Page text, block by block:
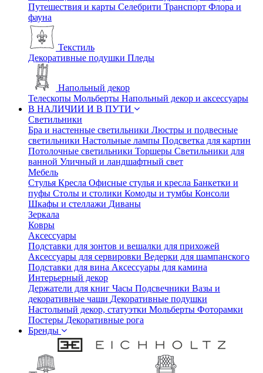
Путешествия и карты Селебрити Транспорт Флора и
фауна
Текстиль
Декоративные подушки Пледы
Напольный декор
Телескопы Мольберты Напольный декор и аксессуары
В НАЛИЧИИ И В ПУТИ
Светильники
Бра и настенные светильники Люстры и подвесные
светильники Настольные лампы Подсветка для картин
Потолочные светильники Торшеры Светильники для
ванной Уличный и ландшафтный свет
Мебель
Стулья Кресла Офисные стулья и кресла Банкетки и
пуфы Столы и столики Комоды и тумбы Консоли
Шкафы и стеллажи Диваны
Зеркала
Ковры
Аксессуары
Подставки для зонтов и вешалки для прихожей
Аксессуары для сервировки Ведерки для шампанского
Подставки для вина Аксессуары для камина
Интерьерный декор
Держатели для книг Часы Подсвечники Вазы и
декоративные чаши Декоративные подушки
Настольный декор, статуэтки Мольберты Фоторамки
Постеры Декоративные рога
Бренды